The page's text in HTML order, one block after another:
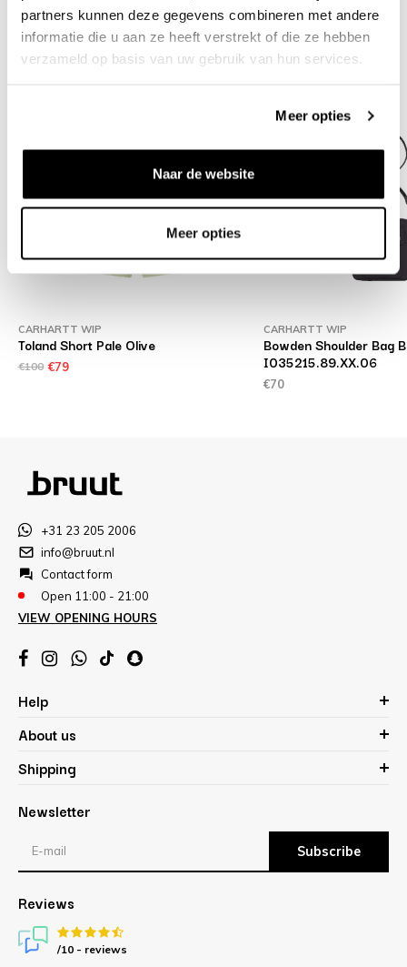
partners kunnen deze gegevens combineren met andere
informatie die u aan ze heeft verstrekt of die ze hebben
verzameld op basis van uw gebruik van hun services.
Meer opties
Naar de website
Meer opties
Related products
CARHARTT WIP
Toland Short Pale Olive
€100 €79
CARHARTT WIP
Bowden Shoulder Bag
I035215.89.XX.06
€70
+31 23 205 2006
info@bruut.nl
Contact form
Open 11:00 - 21:00
VIEW OPENING HOURS
Help
About us
Shipping
Newsletter
Subscribe
Reviews
/10 - reviews